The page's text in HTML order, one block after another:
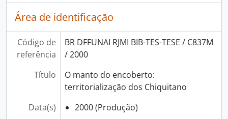
Área de identificação
Código de
referência
BR DFFUNAI RJMI BIB-TES-TESE / C837M
/ 2000
Título
O manto do encoberto:
territorialização dos Chiquitano
Data(s)
2000 (Produção)